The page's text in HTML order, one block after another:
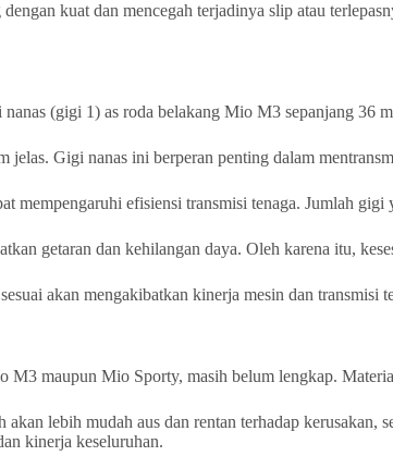
kuat dan mencegah terjadinya slip atau
(gigi 1) as roda belakang Mio M3 sepanjang 36
Gigi nanas ini berperan penting dalam
mempengaruhi efisiensi transmisi tenaga. Jumlah
getaran dan kehilangan daya. Oleh karena itu,
akan mengakibatkan kinerja mesin dan transmisi
maupun Mio Sporty, masih belum lengkap.
lebih mudah aus dan rentan terhadap
kinerja keseluruhan.